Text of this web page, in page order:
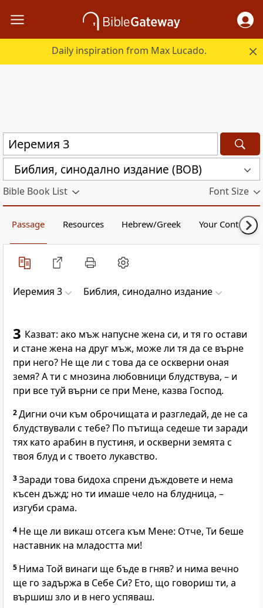
Daily inspiration from Max Lucado.
Библия, синодално издание (BOB)
Bible Book List Font Size
Passage Resources Hebrew/Greek Your Content
Иеремия 3 Библия, синодално издание
3 Казват: ако мъж напусне жена си, и тя го остави
и стане жена на друг мъж, може ли тя да се върне
при него? Не ще ли с това да се оскверни оная
земя? А ти с мнозина любовници блудствува, – и
при все туй върни се при Мене, казва Господ.
2Дигни очи към оброчищата и разгледай, де не са
блудствували с тебе? По пътища седеше ти заради
тях като арабин в пустиня, и оскверни земята с
твоя блуд и с твоето лукавство.
3Заради това бидоха спрени дъждовете и нема
късен дъжд; но ти имаше чело на блудница, –
изгуби срама.
4 Не ще ли викаш отсега към Мене: Отче, Ти беше
наставник на младостта ми!
5 Нима Той винаги ще бъде в гняв? и нима вечно
ще го задържа в Себе Си? Ето, що говориш ти, а
вършиш зло и в него успяваш.